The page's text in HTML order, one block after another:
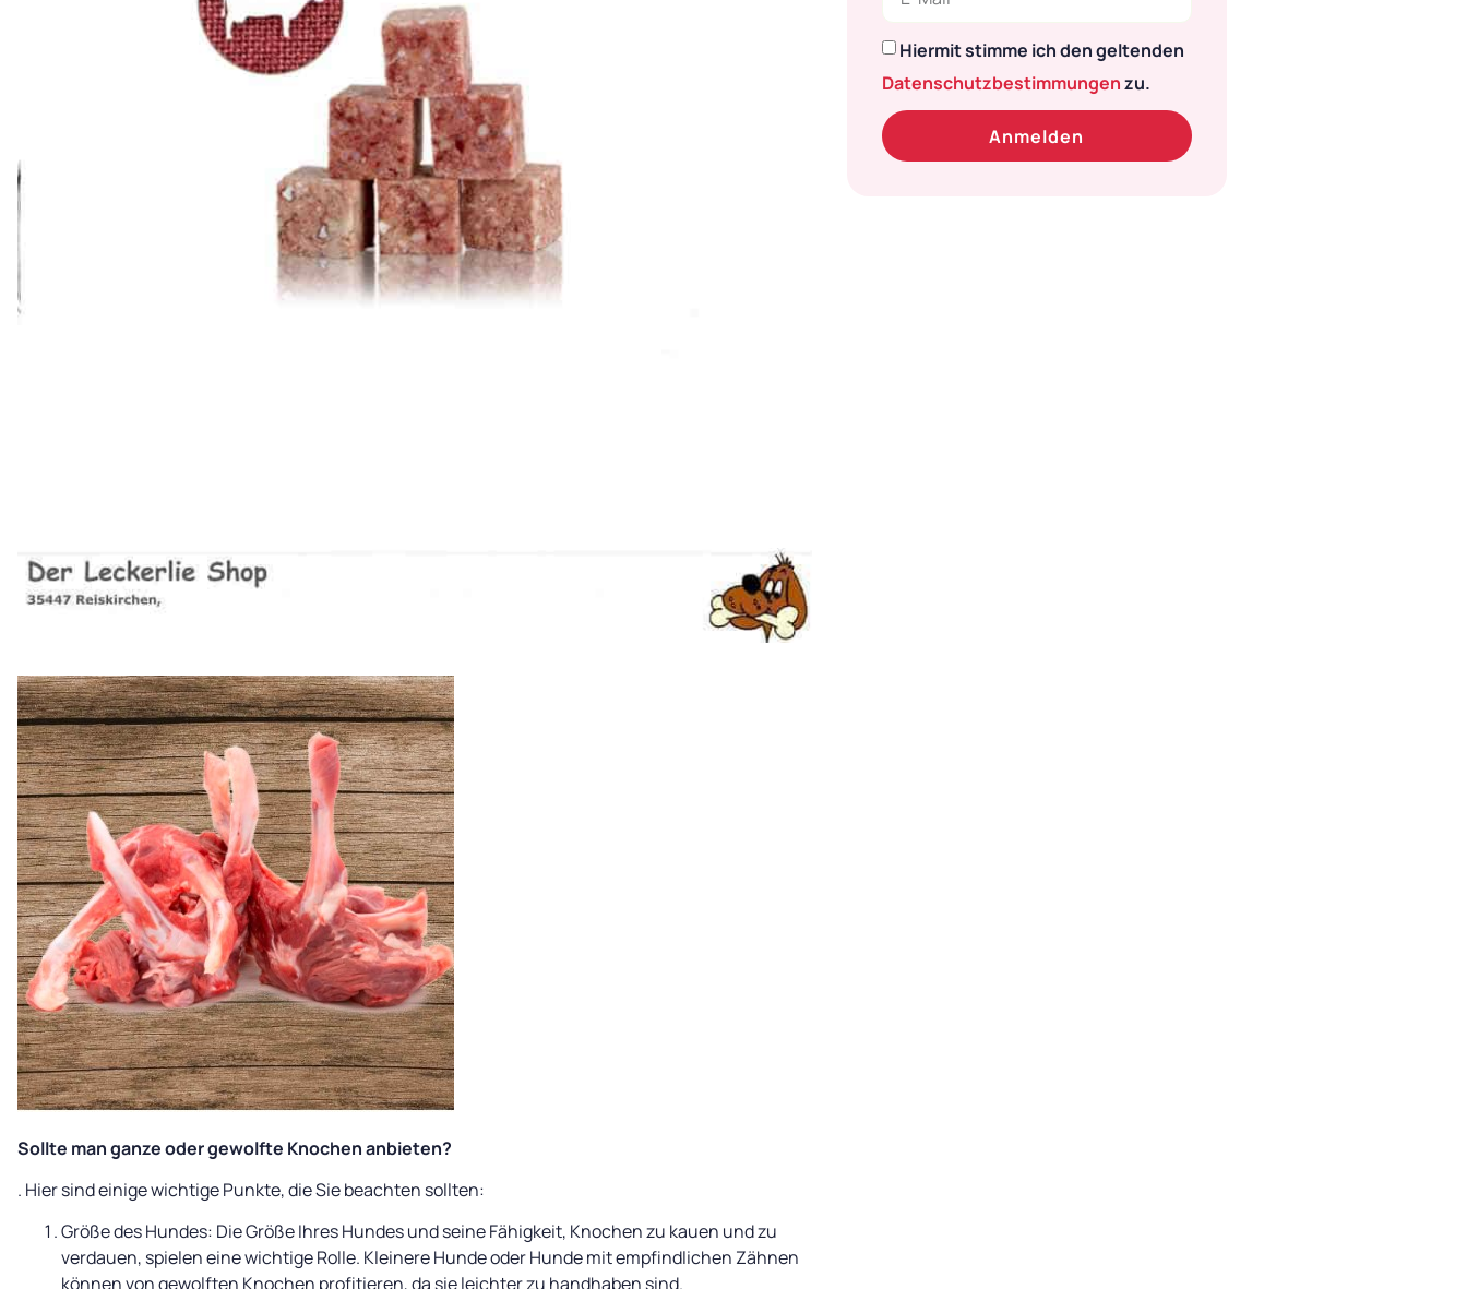
Sollte man ganze oder gewolfte Knochen anbieten?
. Hier sind einige wichtige Punkte, die Sie beachten sollten:
Größe des Hundes: Die Größe Ihres Hundes und seine Fähigkeit, Knochen zu kauen und zu
verdauen, spielen eine wichtige Rolle. Kleinere Hunde oder Hunde mit empfindlichen Zähnen
können von gewolften Knochen profitieren, da sie leichter zu handhaben sind.
Hiermit stimme ich den geltenden
Datenschutzbestimmungenzu.
Anmelden